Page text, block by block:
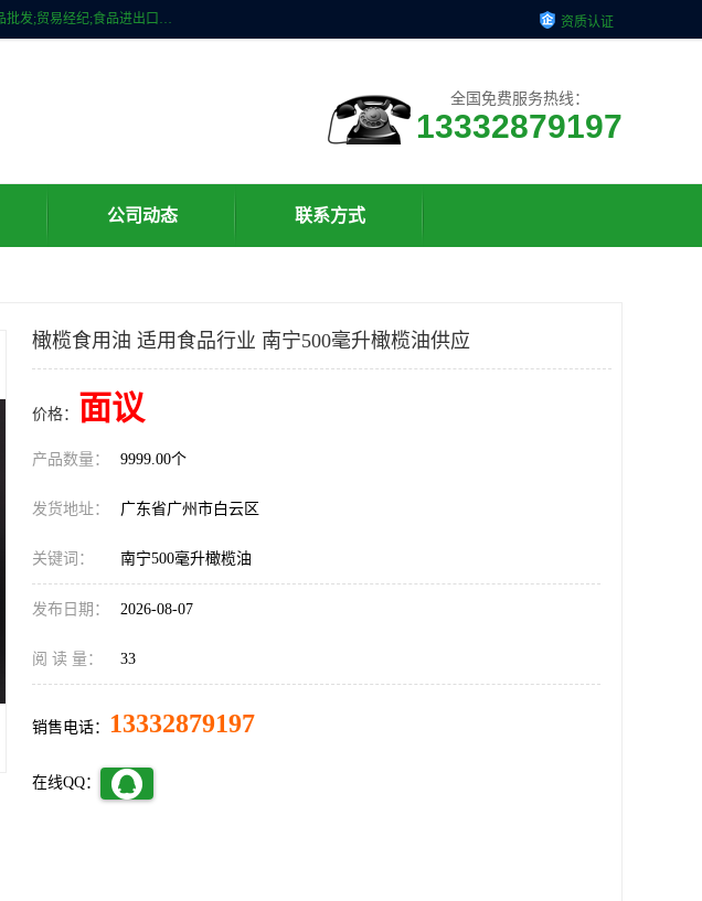
广州维圣橄榄油有限公司成立于2013年，注册地位于广州市白云区。经营范围包括饲料原料销售;畜牧渔业饲料销售;化妆品批发;贸易经纪;食品进出口等，主要产品有：橄榄果渣油，橄榄油，纯橄榄油等。 资质认证
全国免费服务热线：
13332879197
公司动态 联系方式
橄榄食用油 适用食品行业 南宁500毫升橄榄油供应
价格： 面议
产品数量： 9999.00个
发货地址： 广东省广州市白云区
关键词： 南宁500毫升橄榄油
发布日期： 2026-08-07
阅 读 量： 33
销售电话： 13332879197
在线QQ：